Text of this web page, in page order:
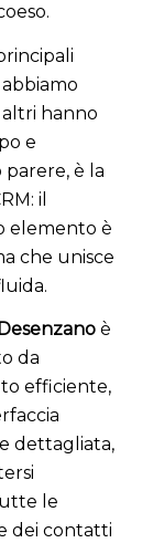
altri hanno
e
è la
il
elemento è
che unisce
è
da
efficiente,
dettagliata,
le
dei contatti